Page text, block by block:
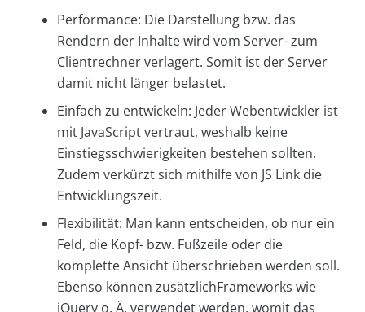
Performance: Die Darstellung bzw. das
Rendern der Inhalte wird vom Server- zum
Clientrechner verlagert. Somit ist der Server
damit nicht länger belastet.
Einfach zu entwickeln: Jeder Webentwickler ist
mit JavaScript vertraut, weshalb keine
Einstiegsschwierigkeiten bestehen sollten.
Zudem verkürzt sich mithilfe von JS Link die
Entwicklungszeit.
Flexibilität: Man kann entscheiden, ob nur ein
Feld, die Kopf- bzw. Fußzeile oder die
komplette Ansicht überschrieben werden soll.
Ebenso können zusätzlichFrameworks wie
jQuery o. Ä. verwendet werden, womit das